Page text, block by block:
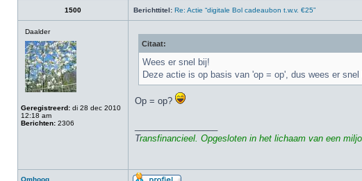
1500 Berichttitel: Re: Actie “digitale Bol cadeaubon t.w.v. €25”
Daalder
Geregistreerd: di 28 dec 2010
12:18 am
Berichten: 2306
Citaat:
Wees er snel bij!
Deze actie is op basis van 'op = op', dus wees er snel
Op = op?
Transfinancieel. Opgesloten in het lichaam van een
Omhoog